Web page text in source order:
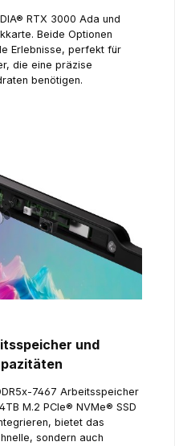
RTX 3000 Ada und
Beide Optionen
Erlebnisse, perfekt für
die eine präzise
benötigen.
und
7467 Arbeitsspeicher
M.2 PCIe® NVMe® SSD
bietet das
sondern auch